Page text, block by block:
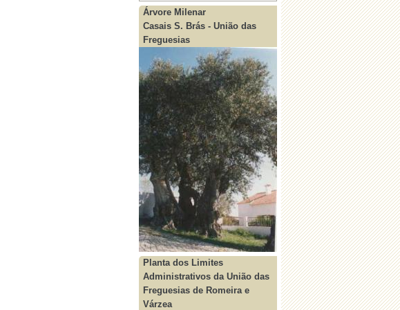
Árvore Milenar
Casais S. Brás - União das
Freguesias
Planta dos Limites
Administrativos da União das
Freguesias de Romeira e
Várzea